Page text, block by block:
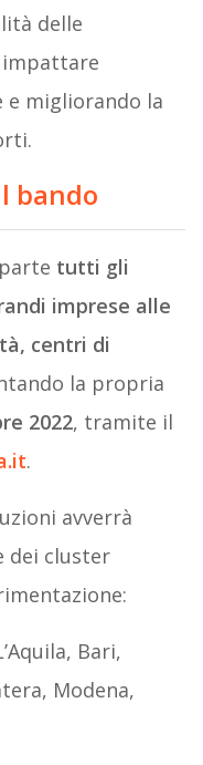
delle
impattare
e migliorando la
bando
tutti gli
imprese alle
centri di
la propria
2022, tramite il
.
avverrà
dei cluster
Bari,
Modena,